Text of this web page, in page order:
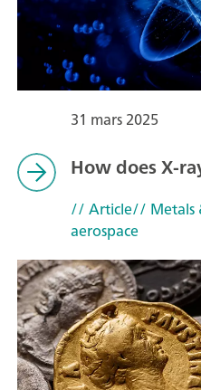
31 mars 2025
How does X-
// Article// Metals
aerospace